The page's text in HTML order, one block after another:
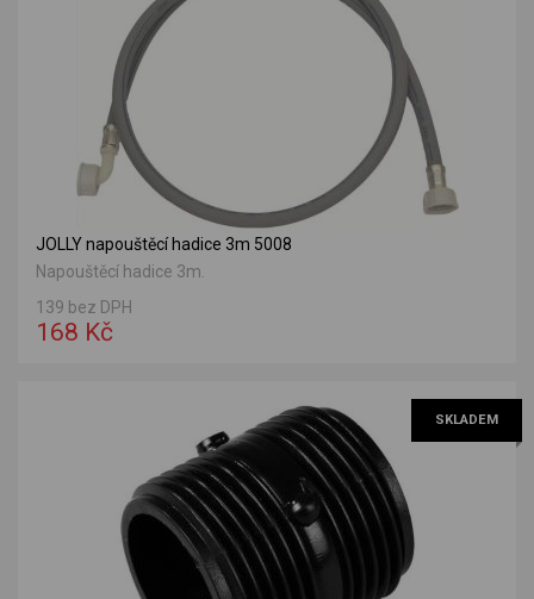
JOLLY napouštěcí hadice 3m 5008
Napouštěcí hadice 3m.
139 bez DPH
168 Kč
SKLADEM